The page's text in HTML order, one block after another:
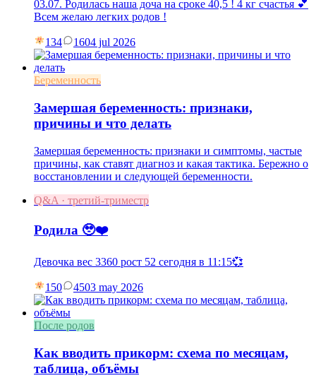
03.07. Родилась наша доча на сроке 40,5 ! 4 кг счастья 💕
Всем желаю легких родов !
134 1604 jul 2026
Беременность
Замершая беременность: признаки,
причины и что делать
Замершая беременность: признаки и симптомы, частые
причины, как ставят диагноз и какая тактика. Бережно о
восстановлении и следующей беременности.
Q&A · третий-триместр
Родила 🥹❤️
Девочка вес 3360 рост 52 сегодня в 11:15💞
150 4503 may 2026
После родов
Как вводить прикорм: схема по месяцам,
таблица, объёмы